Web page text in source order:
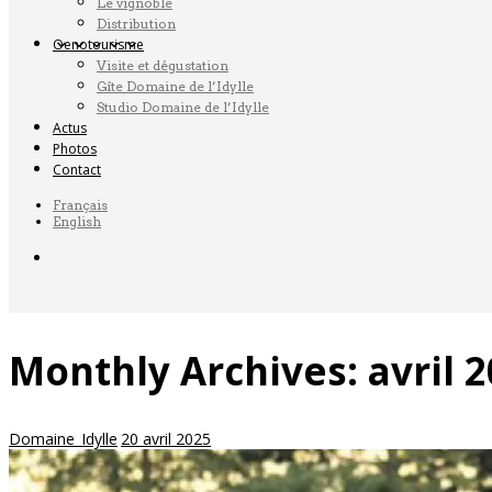
Distribution
Oenotourisme
Visite et dégustation
Gîte Domaine de l’Idylle
Studio Domaine de l’Idylle
Actus
Photos
Contact
Français
English
Monthly Archives: avril
Domaine_Idylle 20 avril 2025